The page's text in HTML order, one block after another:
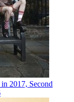
2017, Second